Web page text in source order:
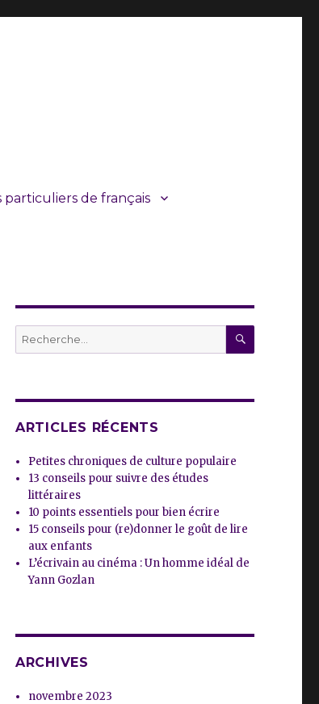
particuliers de français
Recherche
pour :
ARTICLES RÉCENTS
Petites chroniques de culture populaire
13 conseils pour suivre des études
littéraires
10 points essentiels pour bien écrire
15 conseils pour (re)donner le goût de lire
aux enfants
L’écrivain au cinéma : Un homme idéal de
Yann Gozlan
ARCHIVES
novembre 2023